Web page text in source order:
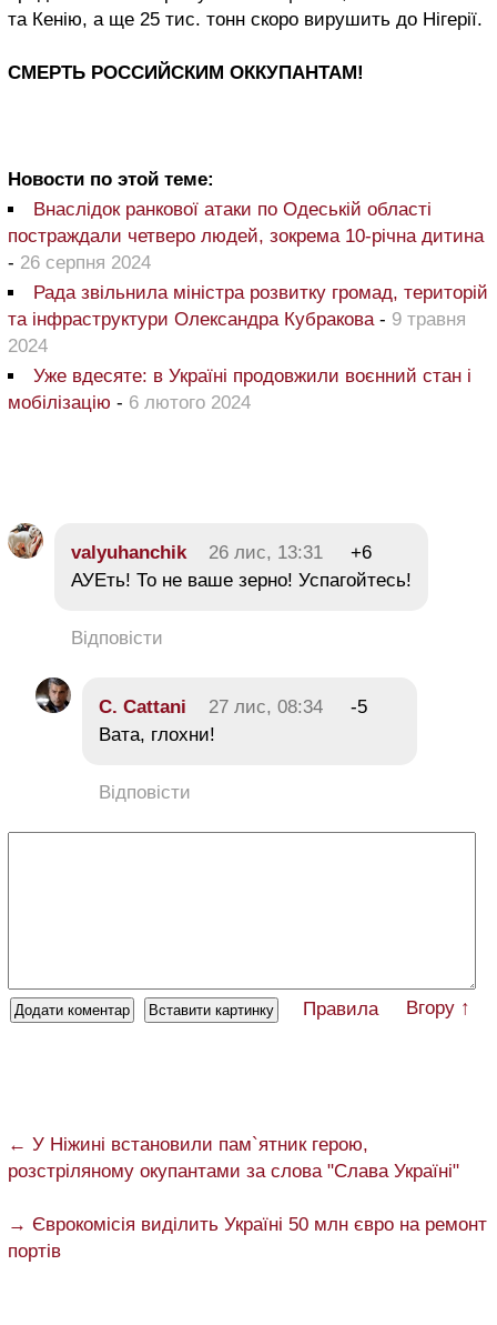
та Кенію, а ще 25 тис. тонн скоро вирушить до Нігерії.
СМЕРТЬ РОССИЙСКИМ ОККУПАНТАМ!
Новости по этой теме:
Внаслідок ранкової атаки по Одеській області
постраждали четверо людей, зокрема 10-річна дитина
- 26 серпня 2024
Рада звільнила міністра розвитку громад, територій
та інфраструктури Олександра Кубракова- 9 травня
2024
Уже вдесяте: в Україні продовжили воєнний стан і
мобілізацію - 6 лютого 2024
valyuhanchik 26 лис, 13:31
+6
АУЕть! То не ваше зерно! Успагойтесь!
Відповісти
C. Cattani 27 лис, 08:34
-5
Вата, глохни!
Відповісти
Правила Вгору ↑
← У Ніжині встановили пам`ятник герою,
розстріляному окупантами за слова "Слава Україні"
→ Єврокомісія виділить Україні 50 млн євро на ремонт
портів